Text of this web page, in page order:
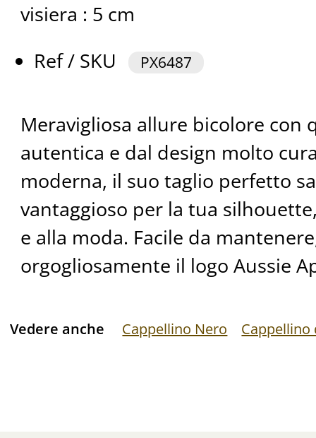
visiera : 5 cm
Ref / SKU
PX6487
Meravigliosa allure bicolore con
autentica e dal design molto
moderna, il suo taglio perfetto
vantaggioso per la tua
e alla moda. Facile da
orgogliosamente il logo Aussie
Vedere anche Cappellino Nero Cappellino